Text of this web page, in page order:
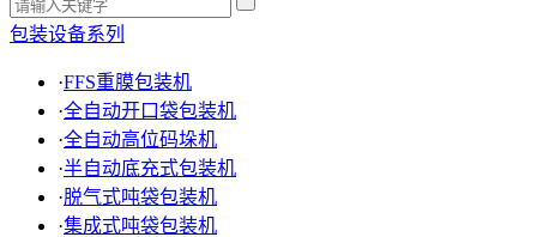
包装设备系列
·FFS重膜包装机
·全自动开口袋包装机
·全自动高位码垛机
·半自动底充式包装机
·脱气式吨袋包装机
·集成式吨袋包装机